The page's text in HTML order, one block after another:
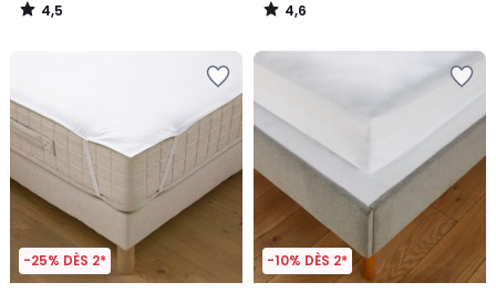
4,5
/
4,6
/
-25% DÈS 2* -10% DÈS 2*